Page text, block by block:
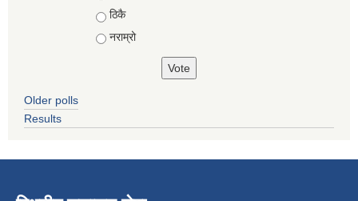
ठिकै
नराम्रो
Older polls
Results